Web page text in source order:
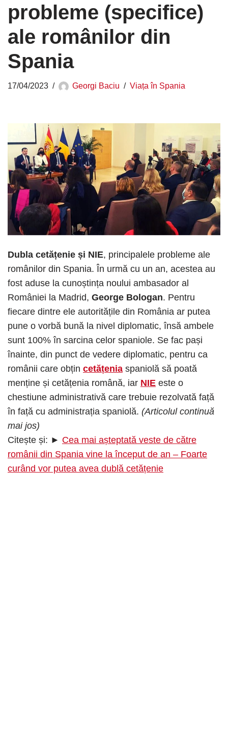
probleme (specifice)
ale românilor din
Spania
17/04/2023 Georgi Baciu Viața în Spania
Dubla cetățenie și NIE, principalele probleme ale
românilor din Spania. În urmă cu un an, acestea au
fost aduse la cunoștința noului ambasador al
României la Madrid, George Bologan. Pentru
fiecare dintre ele autoritățile din România ar putea
pune o vorbă bună la nivel diplomatic, însă ambele
sunt 100% în sarcina celor spaniole. Se fac pași
înainte, din punct de vedere diplomatic, pentru ca
românii care obțin cetățenia spaniolă să poată
menține și cetățenia română, iar NIE este o
chestiune administrativă care trebuie rezolvată față
în față cu administrația spaniolă. (Articolul continuă
mai jos)
Citește și: ► Cea mai așteptată veste de către
românii din Spania vine la început de an – Foarte
curând vor putea avea dublă cetățenie